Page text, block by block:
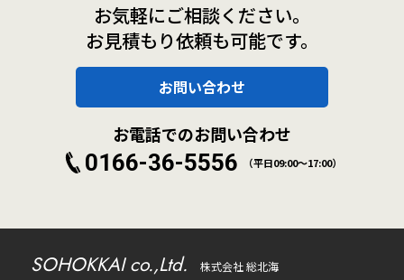
お気軽にご相談ください。
お見積もり依頼も可能です。
お問い合わせ
お電話でのお問い合わせ
0166-36-5556 （平日09:00～17:00）
SOHOKKAI co.,Ltd. 株式会社 総北海